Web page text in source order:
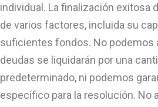
individual. La finalización exitosa
de varios factores, incluida su
suficientes fondos. No podemos
deudas se liquidarán por una
predeterminado, ni podemos
específico para la resolución. No